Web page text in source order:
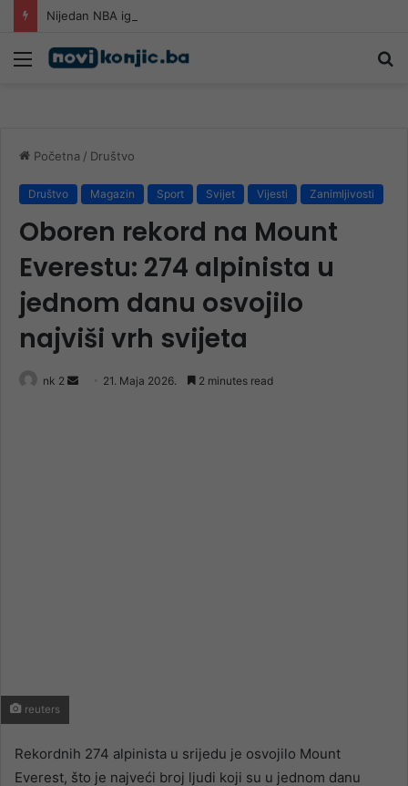
Nijedan NBA igrač iz Litvanije ne želi igrati protiv BiH
Meni
Početna / Društvo
Društvo Magazin Sport Svijet Vijesti Zanimljivosti
Oboren rekord na Mount
Everestu: 274 alpinista u
jednom danu osvojilo
najviši vrh svijeta
nk 2
Send 21. Maja 2026. 2 minutes read
reuters
Rekordnih 274 alpinista u srijedu je osvojilo Mount
Everest, što je najveći broj ljudi koji su u jednom danu